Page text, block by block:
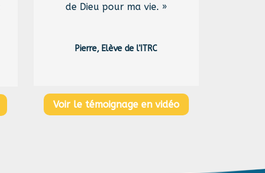
de Dieu pour ma vie. »
Pierre, Elève de l'ITRC
Voir le témoignage en vidéo